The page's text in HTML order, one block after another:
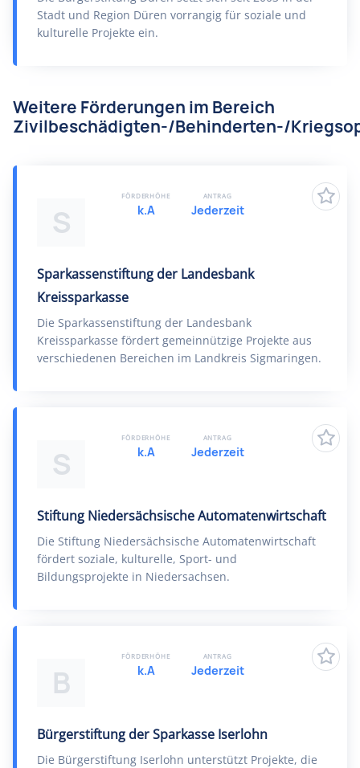
Stadt und Region Düren vorrangig für soziale und
kulturelle Projekte ein.
Weitere Förderungen im Bereich
Zivilbeschädigten-/Behinderten-/
S
Sparkassenstiftung der Landesbank
Kreissparkasse
Die Sparkassenstiftung der Landesbank
Kreissparkasse fördert gemeinnützige Projekte aus
verschiedenen Bereichen im Landkreis Sigmaringen.
FÖRDERHÖHE
k.A
ANTRAG
Jederzeit
S
Stiftung Niedersächsische Automatenwirtschaft
Die Stiftung Niedersächsische Automatenwirtschaft
fördert soziale, kulturelle, Sport- und
Bildungsprojekte in Niedersachsen.
FÖRDERHÖHE
k.A
ANTRAG
Jederzeit
B
Bürgerstiftung der Sparkasse Iserlohn
Die Bürgerstiftung Iserlohn unterstützt Projekte, die
FÖRDERHÖHE
k.A
ANTRAG
Jederzeit